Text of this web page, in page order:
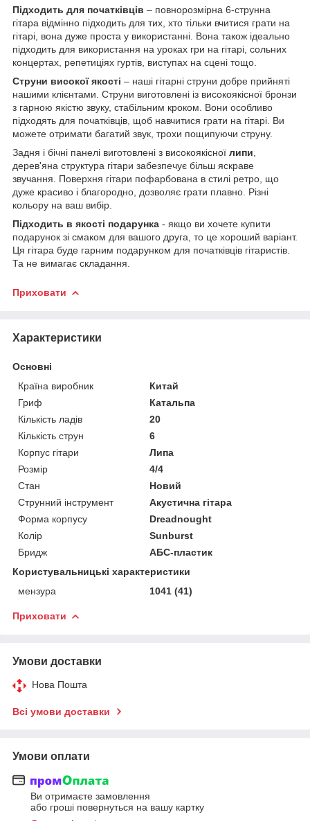
Підходить для початківців – повнорозмірна 6-струнна
гітара відмінно підходить для тих, хто тільки вчитися грати на
гітарі, вона дуже проста у використанні. Вона також ідеально
підходить для використання на уроках гри на гітарі, сольних
концертах, репетиціях гуртів, виступах на сцені тощо.
Струни високої якості – наші гітарні струни добре прийняті
нашими клієнтами. Струни виготовлені із високоякісної бронзи
з гарною якістю звуку, стабільним кроком. Вони особливо
підходять для початківців, щоб навчитися грати на гітарі. Ви
можете отримати багатий звук, трохи пощипуючи струну.
Задня і бічні панелі виготовлені з високоякісної липи
дерев'яна структура гітари забезпечує більш яскраве
звучання. Поверхня гітари пофарбована в стилі ретро, що
дуже красиво і благородно, дозволяє грати плавно. Різні
кольору на ваш вибір.
Підходить в якості подарунка - якщо ви хочете купити
подарунок зі смаком для вашого друга, то це хороший варіант.
Ця гітара буде гарним подарунком для початківців гітаристів.
Та не вимагає складання.
Приховати
Характеристики
Основні
Країна виробник
Китай
Гриф
Катальпа
Кількість ладів
20
Кількість струн
6
Корпус гітари
Липа
Розмір
4/4
Стан
Новий
Струнний інструмент
Акустична гітара
Форма корпусу
Dreadnought
Колір
Sunburst
Бридж
АБС-пластик
Користувальницькі характеристики
мензура
1041 (41)
Приховати
Умови доставки
Нова Пошта
Всі умови доставки
Умови оплати
Ви отримаєте замовлення
або гроші повернуться на вашу картку